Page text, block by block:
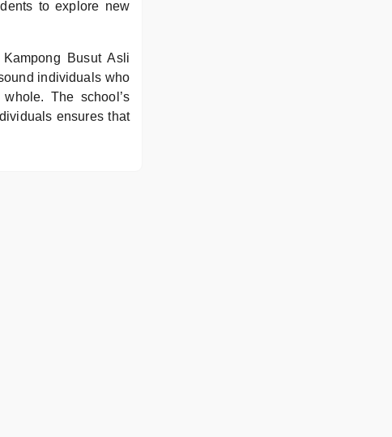
to explore new
Busut Asli
individuals who
The school’s
ensures that